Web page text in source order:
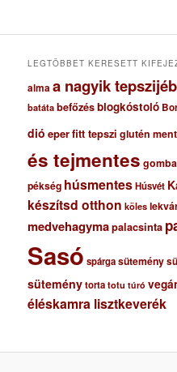
u
LEGTÖBBET KERESETT
almaa nagyik
batáta befőzésblogkóstoló
dió eperfitt tepszi glutén
és tejmentes gomba
pékség húsmentesHúsvét
készítsd otthon köles
medvehagymapalacsinta
Sasó spárgasütemény
süteménytorta totu túró
éléskamra lisztkeverék